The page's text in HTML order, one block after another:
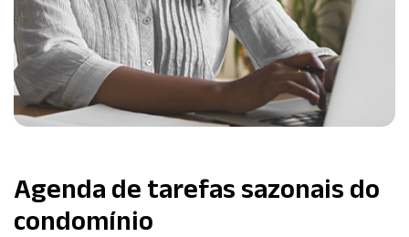
Agenda de tarefas sazonais do
condomínio